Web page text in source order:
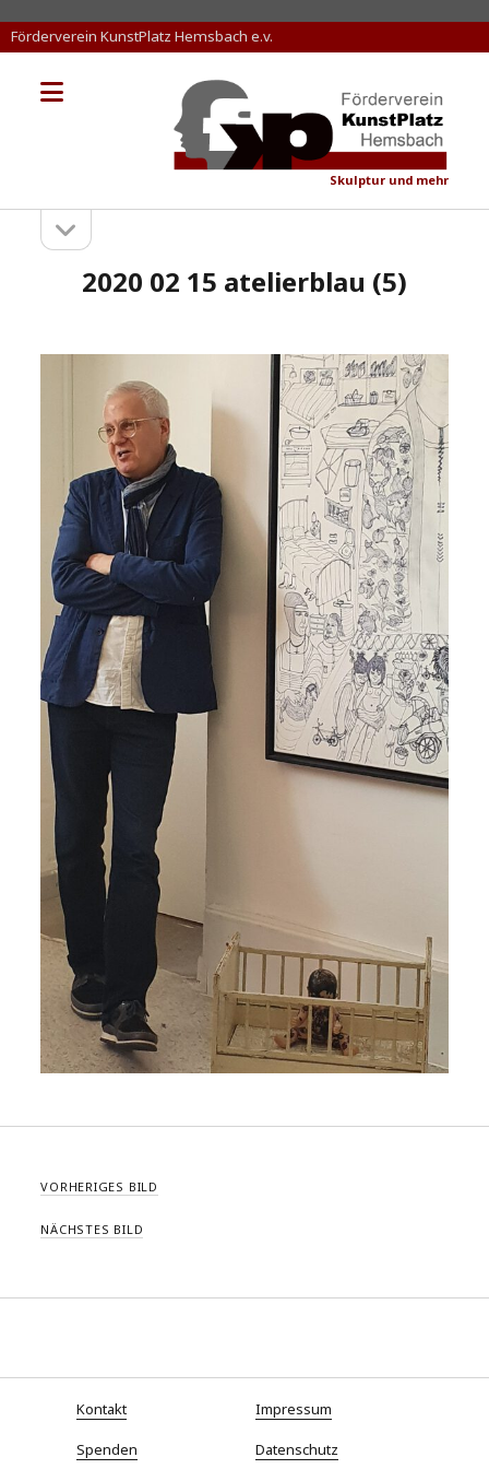
Förderverein KunstPlatz Hemsbach e.v.
Skulptur und mehr
Menü
Sidebaröffnen
2020 02 15 atelierblau (5)
VORHERIGES BILD
NÄCHSTES BILD
Kontakt Impressum
Spenden Datenschutz